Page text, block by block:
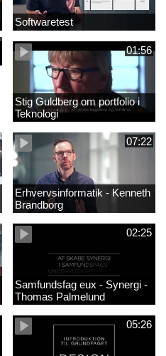
Softwaretest
01:56
Stig Guldberg om portfolio i
Teknologi
07:22
Erhvervsinformatik - Kenneth
Brandborg
02:25
Samfundsfag eux - Synergi -
Thomas Palmelund
05:26